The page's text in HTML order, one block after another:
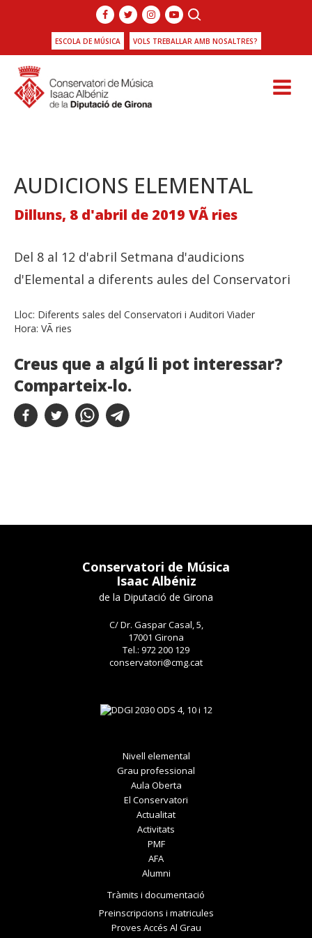
ESCOLA DE MÚSICA VOLS TREBALLAR AMB NOSALTRES?
AUDICIONS ELEMENTAL
Dilluns, 8 d'abril de 2019 VÃ ries
Del 8 al 12 d'abril Setmana d'audicions
d'Elemental a diferents aules del Conservatori
Lloc: Diferents sales del Conservatori i Auditori Viader
Hora: VÃ ries
Creus que a algú li pot interessar?
Comparteix-lo.
Conservatori de Música
Isaac Albéniz
de la Diputació de Girona
C/ Dr. Gaspar Casal, 5,
17001 Girona
Tel.: 972 200 129
conservatori@cmg.cat
Nivell elemental
Grau professional
Aula Oberta
El Conservatori
Actualitat
Activitats
PMF
AFA
Alumni
Tràmits i documentació
Preinscripcions i matricules
Proves Accés Al Grau